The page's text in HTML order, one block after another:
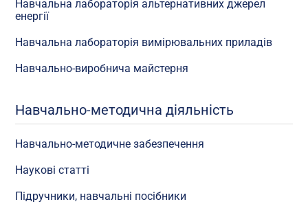
Навчальна лабораторія альтернативних джерел
енергії
Навчальна лабораторія вимірювальних приладів
Навчально-виробнича майстерня
Навчально-методична діяльність
Навчально-методичне забезпечення
Наукові статті
Підручники, навчальні посібники